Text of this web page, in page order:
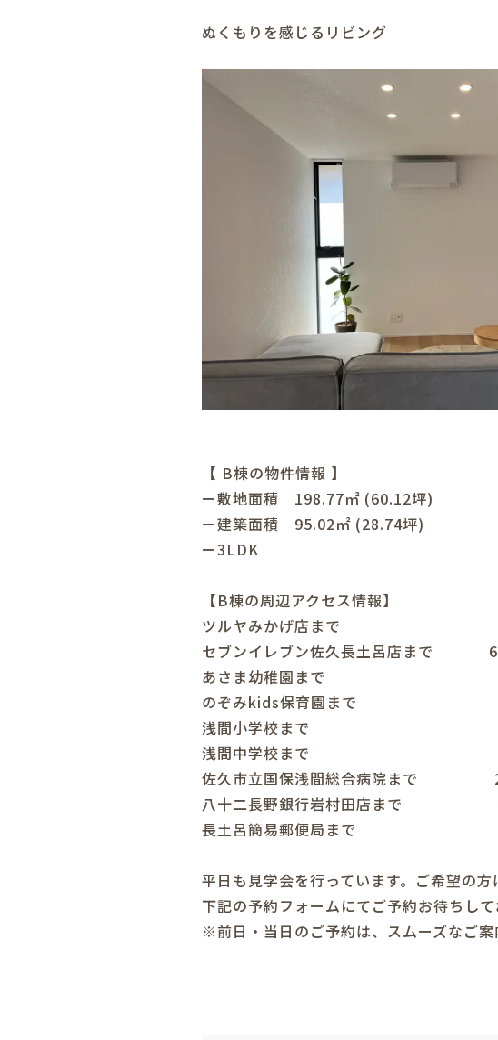
ぬくもりを感じるリビング
【 B棟の物件情報 】
ー敷地面積 198.77㎡ (60.12坪)
ー建築面積 95.02㎡ (28.74坪)
ー3LDK
【B棟の周辺アクセス情報】
ツルヤみかげ店まで
セブンイレブン佐久長土呂店まで
あさま幼稚園まで
のぞみkids保育園まで
浅間小学校まで
浅間中学校まで
佐久市立国保浅間総合病院まで
八十二長野銀行岩村田店まで
長土呂簡易郵便局まで
平日も見学会を行っています。ご希望の方
下記の予約フォームにてご予約お待ちして
※前日・当日のご予約は、スムーズなご案